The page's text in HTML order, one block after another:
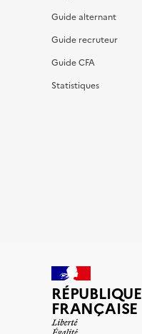
Guide alternant
Guide recruteur
Guide CFA
Statistiques
RÉPUBLIQUE
FRANÇAISE